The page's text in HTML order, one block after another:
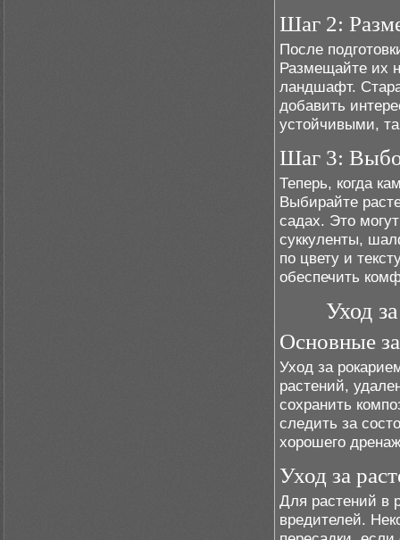
Шаг 2:
После
Размещайте их
ландшафт.
добавить
устойчивыми,
Шаг 3:
Теперь, когда
Выбирайте
садах. Это
суккуленты,
по цвету и
обеспечить
Уход
Основные
Уход за
растений,
сохранить
следить за
хорошего
Уход за
Для растений в
вредителей.